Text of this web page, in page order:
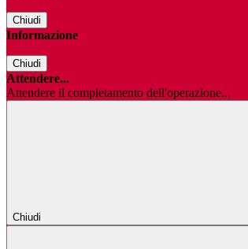
Chiudi
Informazione
Chiudi
Attendere...
Attendere il completamento dell'operazione...
Chiudi